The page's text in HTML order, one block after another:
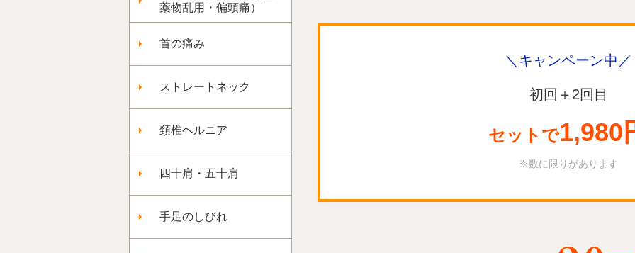
薬物乱用・偏頭痛）
首の痛み
ストレートネック
頚椎ヘルニア
四十肩・五十肩
手足のしびれ
＼キャンペーン中／
初回＋2回目
セットで1,980
※数に限りがあります